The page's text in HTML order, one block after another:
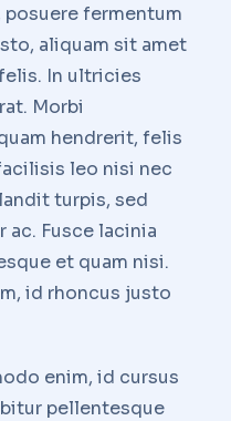
fermentum
aliquam sit amet
In ultricies
Morbi
hendrerit, felis
leo nisi nec
turpis, sed
Fusce lacinia
et quam nisi.
id rhoncus justo
enim, id cursus
pellentesque